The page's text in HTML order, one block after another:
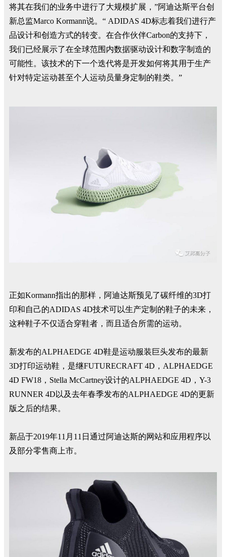
将其在我们的业务中进行了大规模扩展，”阿迪达斯平台创
新总监Marco Kormann说。“ ADIDAS 4D标志着我们进行产
品设计和创造方式的转变。在合作伙伴Carbon的支持下，
我们已经展示了在全球范围内数据驱动设计和数字制造的
可能性。该技术的下一个迭代将是开发如何将其用于生产
针对特定运动甚至个人运动员量身定制的鞋类。”
正如Kormann指出的那样，阿迪达斯预见了碳纤维的3D打
印和自己的ADIDAS 4D技术可以生产定制的鞋子的未来，
这种鞋子不仅适合穿鞋者，而且适合所需的运动。
新发布的ALPHAEDGE 4D鞋是运动服装巨头发布的最新
3D打印运动鞋，是继FUTURECRAFT 4D，ALPHAEDGE
4D FW18，Stella McCartney设计的ALPHAEDGE 4D，Y-3
RUNNER 4D以及去年春季发布的ALPHAEDGE 4D的更新
版之后的结果。
新品于2019年11月11日通过阿迪达斯的网站和应用程序以
及部分零售商上市。